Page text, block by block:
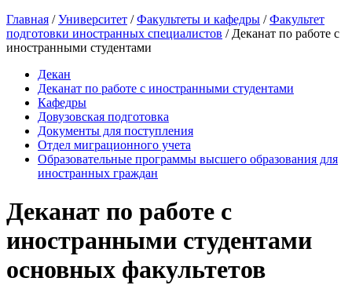
Главная /Университет /Факультеты и кафедры /Факультет
подготовки иностранных специалистов / Деканат по работе с
иностранными студентами
Декан
Деканат по работе с иностранными студентами
Кафедры
Довузовская подготовка
Документы для поступления
Отдел миграционного учета
Образовательные программы высшего образования для
иностранных граждан
Деканат по работе с
иностранными студентами
основных факультетов